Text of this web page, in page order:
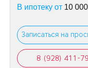
В ипотеку от 10 000
Записаться на
8 (928) 411-